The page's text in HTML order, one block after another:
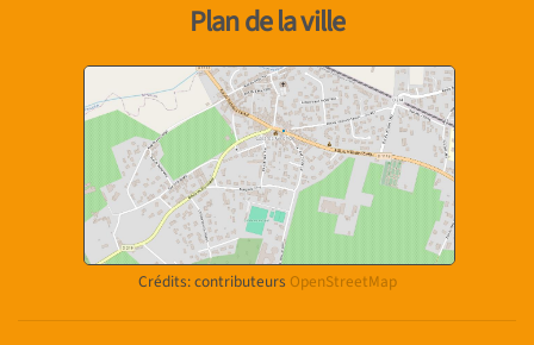
Plan de la ville
Crédits: contributeurs OpenStreetMap